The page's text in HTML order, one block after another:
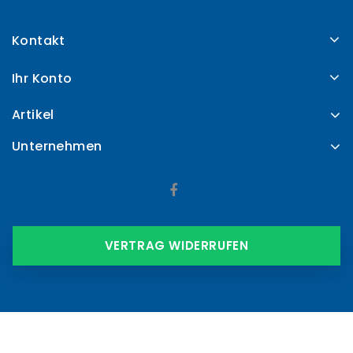
Kontakt
Ihr Konto
Artikel
Unternehmen
VERTRAG WIDERRUFEN